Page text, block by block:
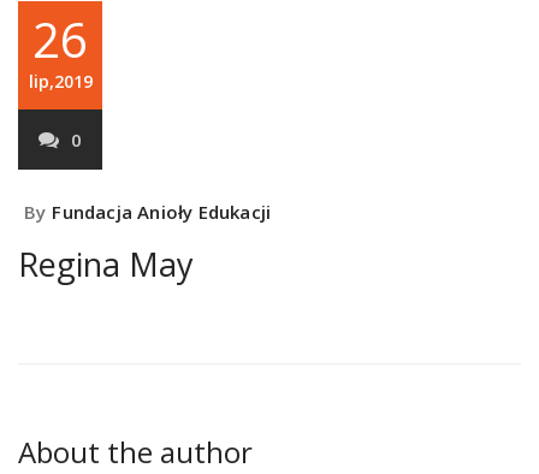
26
lip,2019
0
By Fundacja Anioły Edukacji
Regina May
About the author